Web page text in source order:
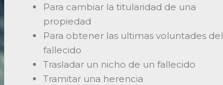
Para cambiar la titularidad de una
propiedad
Para obtener las ultimas voluntades del
fallecido
Trasladar un nicho de un fallecido
Tramitar una herencia